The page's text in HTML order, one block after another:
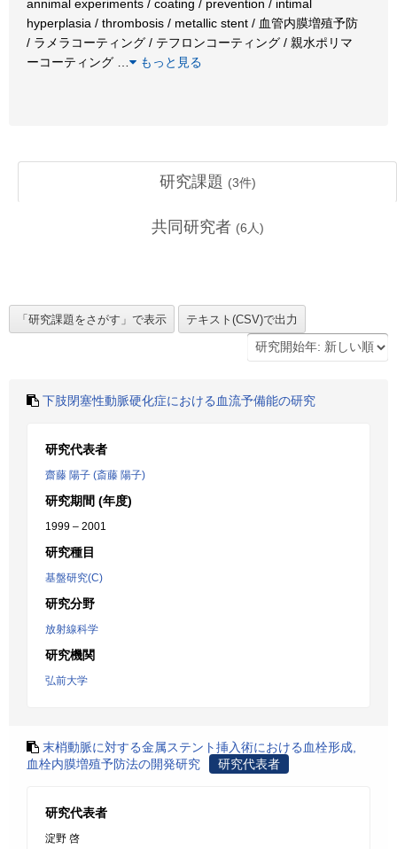
annimal experiments / coating / prevention / intimal
hyperplasia / thrombosis / metallic stent / 血管内膜増殖予防
/ ラメラコーティング / テフロンコーティング / 親水ポリマ
ーコーティング
もっと見る
研究課題 (3件)
共同研究者 (6 人)
下肢閉塞性動脈硬化症における血流予備能の研究
研究代表者
齋藤 陽子 (斎藤 陽子)
研究期間 (年度)
1999 – 2001
研究種目
基盤研究(C)
研究分野
放射線科学
研究機関
弘前大学
末梢動脈に対する金属ステント挿入術における血栓形成,
血栓内膜増殖予防法の開発研究
研究代表者
研究代表者
淀野 啓